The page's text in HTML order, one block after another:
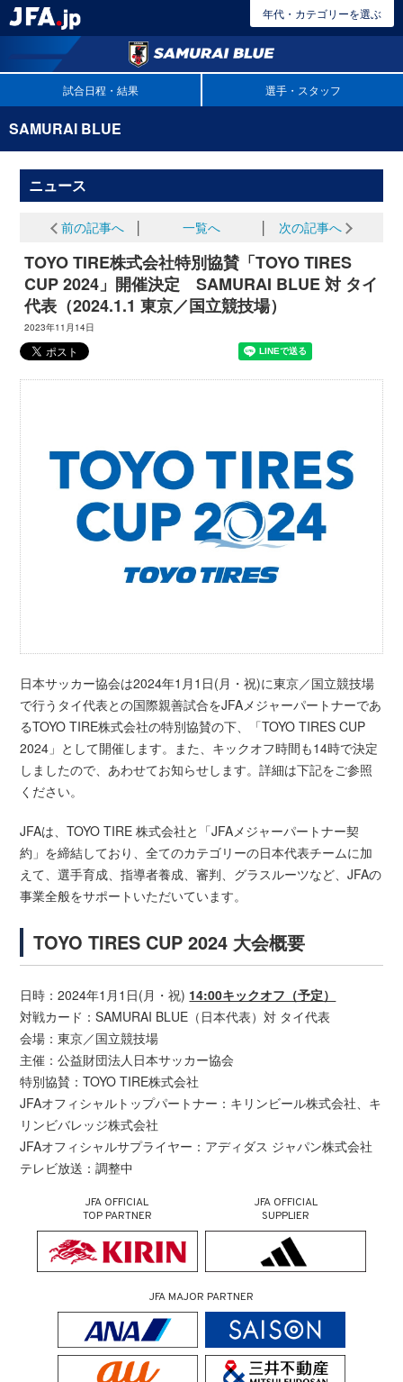
年代・カテゴリーを選ぶ
試合日程・結果 選手・スタッフ
SAMURAI BLUE
ニュース
前の記事へ 一覧へ 次の記事へ
TOYO TIRE株式会社特別協賛「TOYO TIRES
CUP 2024」開催決定 SAMURAI BLUE 対 タイ
代表（2024.1.1 東京／国立競技場）
2023年11月14日
日本サッカー協会は2024年1月1日(月・祝)に東京／国立競技場
で行うタイ代表との国際親善試合をJFAメジャーパートナーであ
るTOYO TIRE株式会社の特別協賛の下、「TOYO TIRES CUP
2024」として開催します。また、キックオフ時間も14時で決定
しましたので、あわせてお知らせします。詳細は下記をご参照
ください。
JFAは、TOYO TIRE 株式会社と「JFAメジャーパートナー契
約」を締結しており、全てのカテゴリーの日本代表チームに加
えて、選手育成、指導者養成、審判、グラスルーツなど、JFAの
事業全般をサポートいただいています。
TOYO TIRES CUP 2024 大会概要
日時：2024年1月1日(月・祝) 14:00キックオフ（予定）
対戦カード：SAMURAI BLUE（日本代表）対 タイ代表
会場：東京／国立競技場
主催：公益財団法人日本サッカー協会
特別協賛：TOYO TIRE株式会社
JFAオフィシャルトップパートナー：キリンビール株式会社、キ
リンビバレッジ株式会社
JFAオフィシャルサプライヤー：アディダス ジャパン株式会社
テレビ放送：調整中
JFA OFFICIAL
TOP PARTNER
JFA OFFICIAL
SUPPLIER
JFA MAJOR PARTNER